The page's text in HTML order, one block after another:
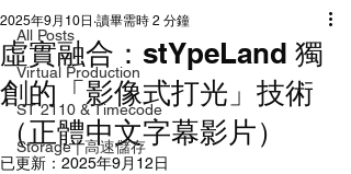
磁
碟
陣
列
列
All Posts
Virtual Production
ST 2110 & Timecode
Storage | 高速儲存
虛實融合：stYpeLand 獨
創的「影像式打光」技術
（正體中文字幕影片）
2025年9月10日 讀畢需時 2 分鐘
已更新： 2025年9月12日